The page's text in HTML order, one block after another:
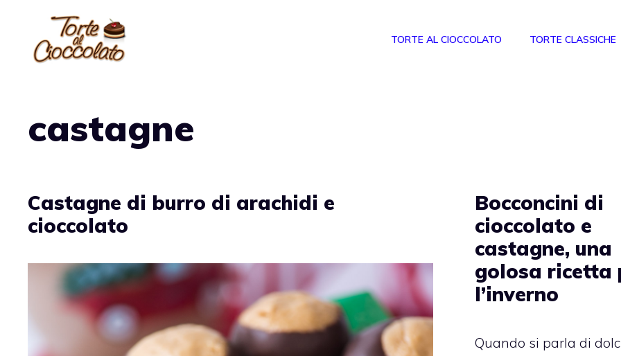
contenuto
TORTE AL CIOCCOLATO TORTE CLASSICHE
castagne
Castagne di burro di arachidi e
cioccolato
Bocconcini di
cioccolato e
castagne, una
golosa ricetta
l’inverno
Quando si parla di